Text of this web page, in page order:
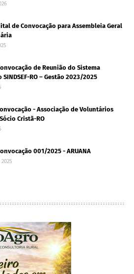
de Convocação para Assembleia Geral
de Reunião do Sistema
RO – Gestão 2023/2025
- Associação de Voluntários
Cristã-RO
001/2025 - ARUANA